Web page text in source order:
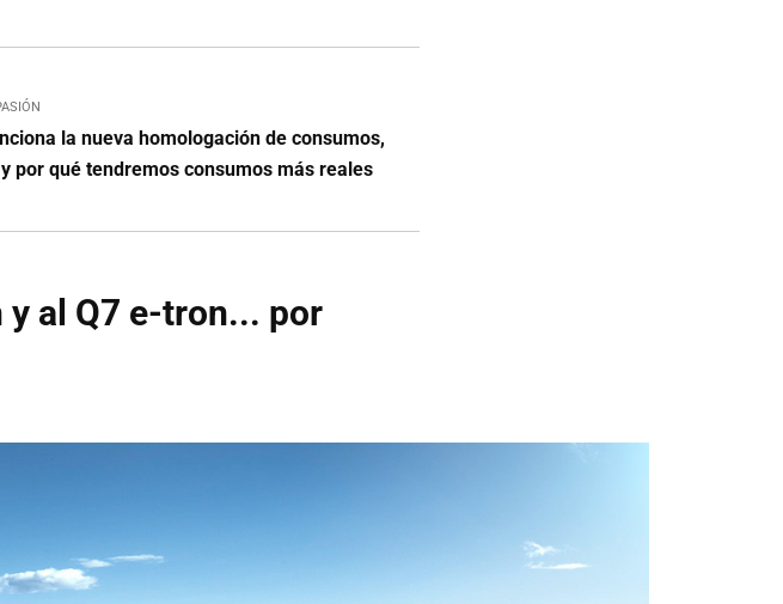
la nueva homologación de consumos,
y por qué tendremos consumos más reales
al Q7 e-tron... por